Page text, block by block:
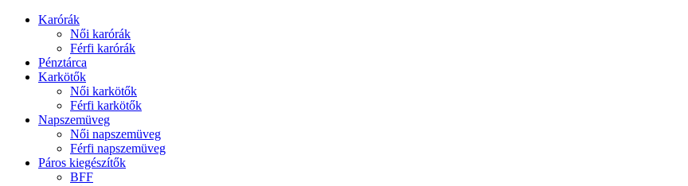
Karórák
Női karórák
Férfi karórák
Pénztárca
Karkötők
Női karkötők
Férfi karkötők
Napszemüveg
Női napszemüveg
Férfi napszemüveg
Páros kiegészítők
BFF